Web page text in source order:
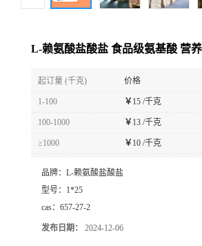
L-赖氨酸盐酸盐 食品级氨基酸 营
起订量 (千克) 价格
1-100 ￥ 15 /千克
100-1000 ￥ 13 /千克
≥1000 ￥ 10 /千克
品牌： L-赖氨酸盐酸盐
型号： 1*25
cas： 657-27-2
发布日期： 2024-12-06